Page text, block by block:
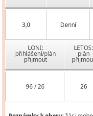
3,0 Denní
LONI:
přihlášení/plán
přijmout
LETOS:
plán
96 / 26 26